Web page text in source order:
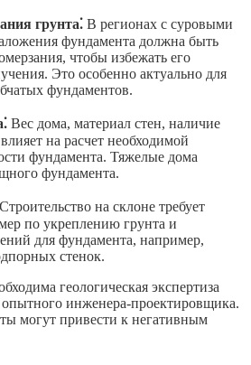
грунта⁚ В регионах с суровыми
фундамента должна быть
чтобы избежать его
Это особенно актуально для
фундаментов.
Вес дома, материал стен, наличие
на расчет необходимой
фундамента. Тяжелые дома
фундамента.
Строительство на склоне требует
по укреплению грунта и
для фундамента, например,
стенок.
геологическая экспертиза
опытного инженера-проектировщика.
могут привести к негативным